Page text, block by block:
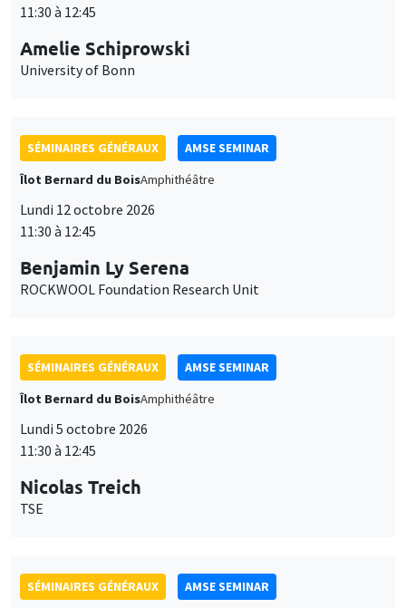
11:30 à 12:45
Amelie Schiprowski
University of Bonn
SÉMINAIRES GÉNÉRAUX
AMSE SEMINAR
Îlot Bernard du BoisAmphithéâtre
Lundi 12 octobre 2026
11:30 à 12:45
Benjamin Ly Serena
ROCKWOOL Foundation Research Unit
SÉMINAIRES GÉNÉRAUX
AMSE SEMINAR
Îlot Bernard du BoisAmphithéâtre
Lundi 5 octobre 2026
11:30 à 12:45
Nicolas Treich
TSE
SÉMINAIRES GÉNÉRAUX
AMSE SEMINAR